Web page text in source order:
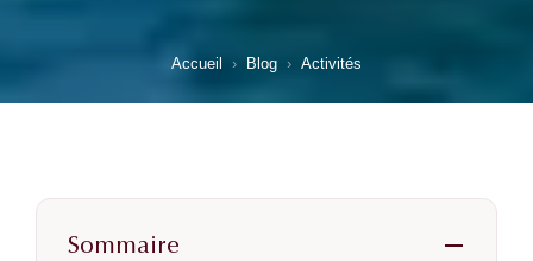
Accueil › Blog › Activités
Sommaire